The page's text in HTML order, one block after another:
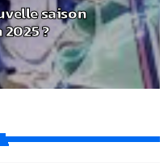
saison
?